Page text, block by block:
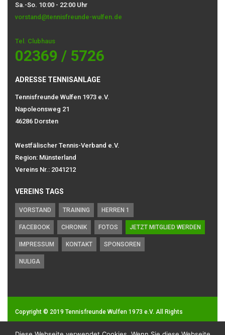
Sa.-So. 10:00 - 22:00 Uhr
vorstand@tennisfreunde-wulfen.de
Tel. Clubhaus
02369 / 5726
ADRESSE TENNISANLAGE
Tennisfreunde Wulfen 1973 e.V.
Napoleonsweg 21
46286 Dorsten
Westfälischer Tennis-Verband e.V.
Region: Münsterland
Vereins Nr.: 2041212
VEREINS TAGS
VORSTAND TRAINING HERREN 1
FACEBOOK CHRONIK FOTOS JETZT MITGLIED WERDEN
IMPRESSUM KONTAKT SPONSOREN
NULIGA
Copyright © 2019 Tennisfreunde Wulfen 1973 e.V. All Rights